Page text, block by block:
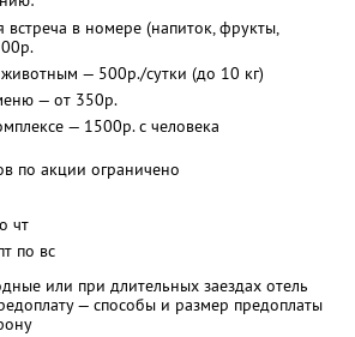
встреча в номере (напиток, фрукты,
— 500р./сутки (до 10 кг)
— от 350р.
— 1500р. с человека
по акции ограничено
чт
по вс
или при длительных заездах отель
— способы и размер предоплаты